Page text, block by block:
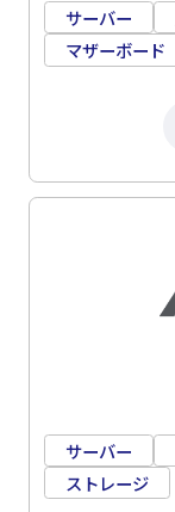
サーバー
マザーボード
サーバー
ストレージ